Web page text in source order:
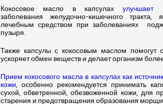
Кокосовое масло в капсулахулучшает
заболевания желудочно-кишечного тракта,
лечебным средством при заболеваниях
пузыря.
Также капсулы с кокосовым маслом помогут
ускоряет обмен веществ и делает организм
Прием кокосового масла в капсулах как
кожи, особенно рекомендуется принимать
сухой, обветренной, обезвоженной кожи, для
старения и предотвращения образования